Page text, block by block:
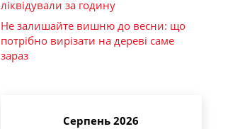
ліквідували за годину
Не залишайте вишню до весни: що
потрібно вирізати на дереві саме
зараз
Серпень 2026